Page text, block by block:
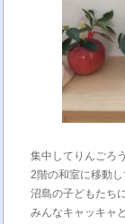
集中してりんごろ
2階の和室に移動
沼島の子どもたち
みんなキャッキャ